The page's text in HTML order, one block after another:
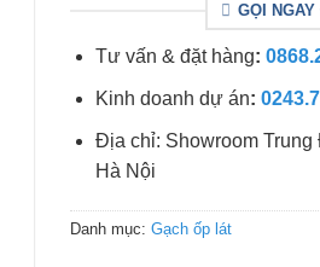
GỌI
Tư vấn & đặt hàng:
Kinh doanh dự án:
Địa chỉ: Showroom
Hà Nội
Danh mục: Gạch ốp lát